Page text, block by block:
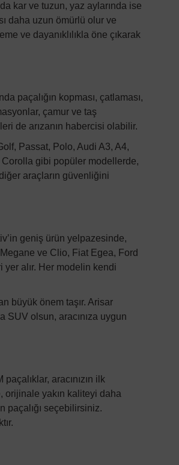
kar ve tuzun, yaz aylarında ise
daha uzun ömürlü olur ve
ve dayanıklılıkla öne çıkarak
paçalığın kopması, çatlaması,
çamur ve taş
de arızanın habercisi olabilir.
Passat, Polo, Audi A3, A4,
gibi popüler modellerde,
diğer araçların güvenliğini
’in geniş ürün yelpazesinde,
ve Clio, Fiat Egea, Ford
alır. Her modelin kendi
büyük önem taşır. Arisar
olsun, aracınıza uygun
aracınızın ilk
orijinale yakın kaliteyi daha
paçalığı seçebilirsiniz.